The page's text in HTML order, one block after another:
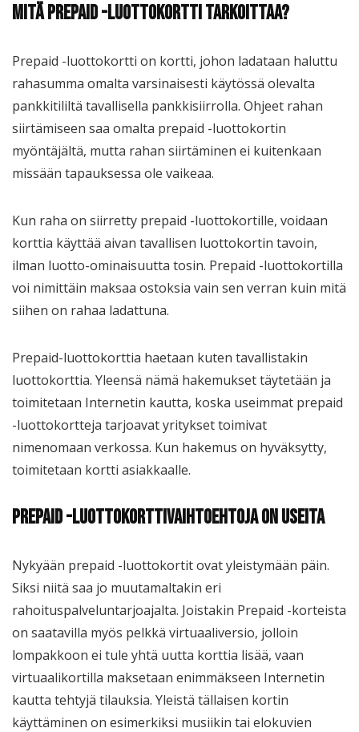
Mitä prepaid -luottokortti tarkoittaa?
Prepaid -luottokortti on kortti, johon ladataan haluttu
rahasumma omalta varsinaisesti käytössä olevalta
pankkitililtä tavallisella pankkisiirrolla. Ohjeet rahan
siirtämiseen saa omalta prepaid -luottokortin
myöntäjältä, mutta rahan siirtäminen ei kuitenkaan
missään tapauksessa ole vaikeaa.
Kun raha on siirretty prepaid -luottokortille, voidaan
korttia käyttää aivan tavallisen luottokortin tavoin,
ilman luotto-ominaisuutta tosin. Prepaid -luottokortilla
voi nimittäin maksaa ostoksia vain sen verran kuin mitä
siihen on rahaa ladattuna.
Prepaid-luottokorttia haetaan kuten tavallistakin
luottokorttia. Yleensä nämä hakemukset täytetään ja
toimitetaan Internetin kautta, koska useimmat prepaid
-luottokortteja tarjoavat yritykset toimivat
nimenomaan verkossa. Kun hakemus on hyväksytty,
toimitetaan kortti asiakkaalle.
Prepaid -luottokorttivaihtoehtoja on useita
Nykyään prepaid -luottokortit ovat yleistymään päin.
Siksi niitä saa jo muutamaltakin eri
rahoituspalveluntarjoajalta. Joistakin Prepaid -korteista
on saatavilla myös pelkkä virtuaaliversio, jolloin
lompakkoon ei tule yhtä uutta korttia lisää, vaan
virtuaalikortilla maksetaan enimmäkseen Internetin
kautta tehtyjä tilauksia. Yleistä tällaisen kortin
käyttäminen on esimerkiksi musiikin tai elokuvien